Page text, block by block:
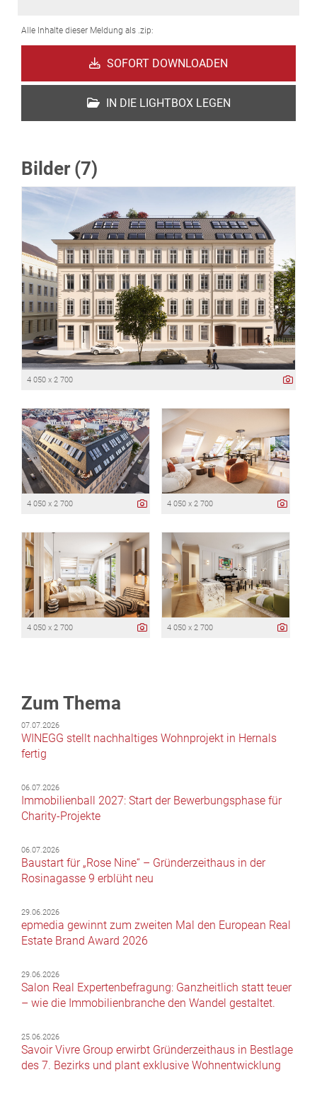
Alle Inhalte dieser Meldung als .zip:
SOFORT DOWNLOADEN
IN DIE LIGHTBOX LEGEN
Bilder (7)
4 050 x 2 700
4 050 x 2 700 4 050 x 2 700
4 050 x 2 700 4 050 x 2 700
Zum Thema
07.07.2026
WINEGG stellt nachhaltiges Wohnprojekt in Hernals
fertig
06.07.2026
Immobilienball 2027: Start der Bewerbungsphase für
Charity-Projekte
06.07.2026
Baustart für „Rose Nine“ – Gründerzeithaus in der
Rosinagasse 9 erblüht neu
29.06.2026
epmedia gewinnt zum zweiten Mal den European Real
Estate Brand Award 2026
29.06.2026
Salon Real Expertenbefragung: Ganzheitlich statt teuer
– wie die Immobilienbranche den Wandel gestaltet.
25.06.2026
Savoir Vivre Group erwirbt Gründerzeithaus in Bestlage
des 7. Bezirks und plant exklusive Wohnentwicklung